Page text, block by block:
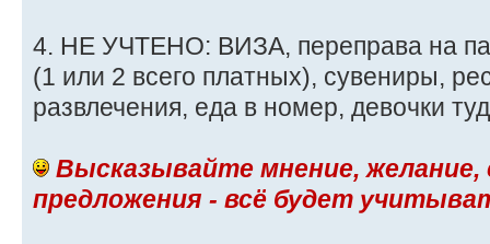
4. НЕ УЧТЕНО: ВИЗА, переправа на
(1 или 2 всего платных), сувениры,
развлечения, еда в номер, девочки
Высказывайте мнение, желание,
предложения - всё будет